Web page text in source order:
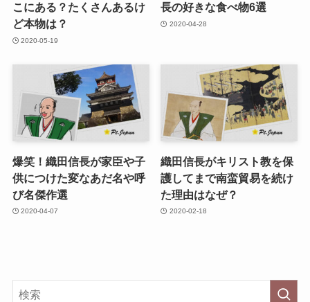
こにある？たくさんあるけ
ど本物は？
2020-05-19
長の好きな食べ物6選
2020-04-28
爆笑！織田信長が家臣や子
供につけた変なあだ名や呼
び名傑作選
2020-04-07
織田信長がキリスト教を保
護してまで南蛮貿易を続け
た理由はなぜ？
2020-02-18